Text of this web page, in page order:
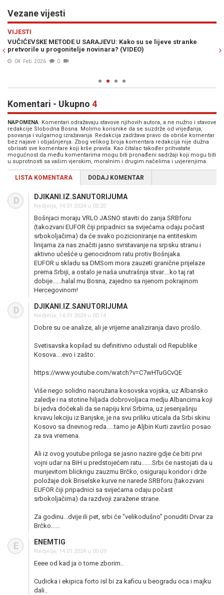
Vezane vijesti
VIJESTI
VUČIĆEVSKE METODE U SARAJEVU: Kako su se lijeve stranke
pretvorile u progonitelje novinara? (VIDEO)
04. Feb. 2026 0
-
Komentari - Ukupno 4
NAPOMENA: Komentari odražavaju stavove njihovih autora, a ne nužno i stavove
redakcije Slobodna Bosna. Molimo korisnike da se suzdrže od vrijeđanja,
psovanja i vulgarnog izražavanja. Redakcija zadržava pravo da obriše komentar
bez najave i objašnjenja. Zbog velikog broja komentara redakcija nije dužna
obrisati sve komentare koji krše pravila. Kao čitalac također prihvatate
mogućnost da među komentarima mogu biti pronađeni sadržaji koji mogu biti
u suprotnosti sa vašim vjerskim, moralnim i drugim načelima i uvjerenjima.
LISTA KOMENTARA DODAJ KOMENTAR
D DJIKANI.IZ.SANUTORIJUMA
Nedjelja, 14.01.2024 u 00:20
Bošnjaci moraju VRLO JASNO staviti do zanja SRBforu
(takozvani EUFOR čiji pripadnici sa svijećama odaju počast
srbokoljačima) da će svako pozicioniranje na entiteskim
linijama za nas značiti jasno svrstavanje na srpsku stranu i
aktivno učešće u genocidnom ratu protiv Bošnjaka.
EUFOR u skladu sa DMSom mora zauzeti granične prijelaze
prema Srbiji, a ostalo je naša unutrašnja stvar....ko taj rat
dobije......halal mu Bosna, zajedno sa njenom pokrajinom
Hercegovinom!
D DJIKANI.IZ.SANUTORIJUMA
Nedjelja, 14.01.2024 u 00:14
Dobre su oe analize, ali je vrijeme analiziranja davo prošlo.
Svetisavska kopilad su definitivno odustali od Republike
Kosova....evo i zašto:
https://www.youtube.com/watch?v=C7wHTuGCvQE
Više nego solidno naoružana kosovska vojska, uz Albansko
zaledje i na stotine hiljada dobrovoljaca medju Albancima koji
bi jedva dočekali da se napiju krvi Srbima, uz jesenjašnju
krvavu lekciju iz Banjske, je na svu priliku uticala da Srbi skinu
Kosovo sa dnevnog reda.....tamo je Aljbin Kurti završio posao
za sva vremena.
Ali iz ovog youtube priloga se jasno nazire gdje će biti prvi
vojni udar na BiH u predstojećem ratu.......Srbi će nastojati da u
munjevitom blickrigu zauzmu Brčko, osiguraju koridor i drže
položaje dok Briselske kurve ne narede SRBforu (takozvani
EUFOR čiji pripadnici sa svijećama odaju počast
srbokoljačima) da razdvoji zaražene strane.
Za godinu...dvije ili pet, srbi će "velikodušno" ponuditi Drvar za
Brčko......
E ENEMTIG
Nedjelja, 14.01.2024 u 00:09
Eeee od kad ja o tome zborim..
Cudicka i ekipica forto isl bi za kaficu u beogradu oca i majku
dali..